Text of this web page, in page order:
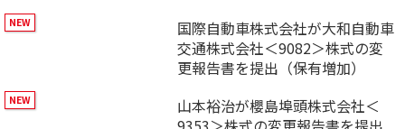
国際自動車株式会社が大和自動車
交通株式会社＜9082＞株式の変
更報告書を提出（保有増加）
山本裕治が櫻島埠頭株式会社＜